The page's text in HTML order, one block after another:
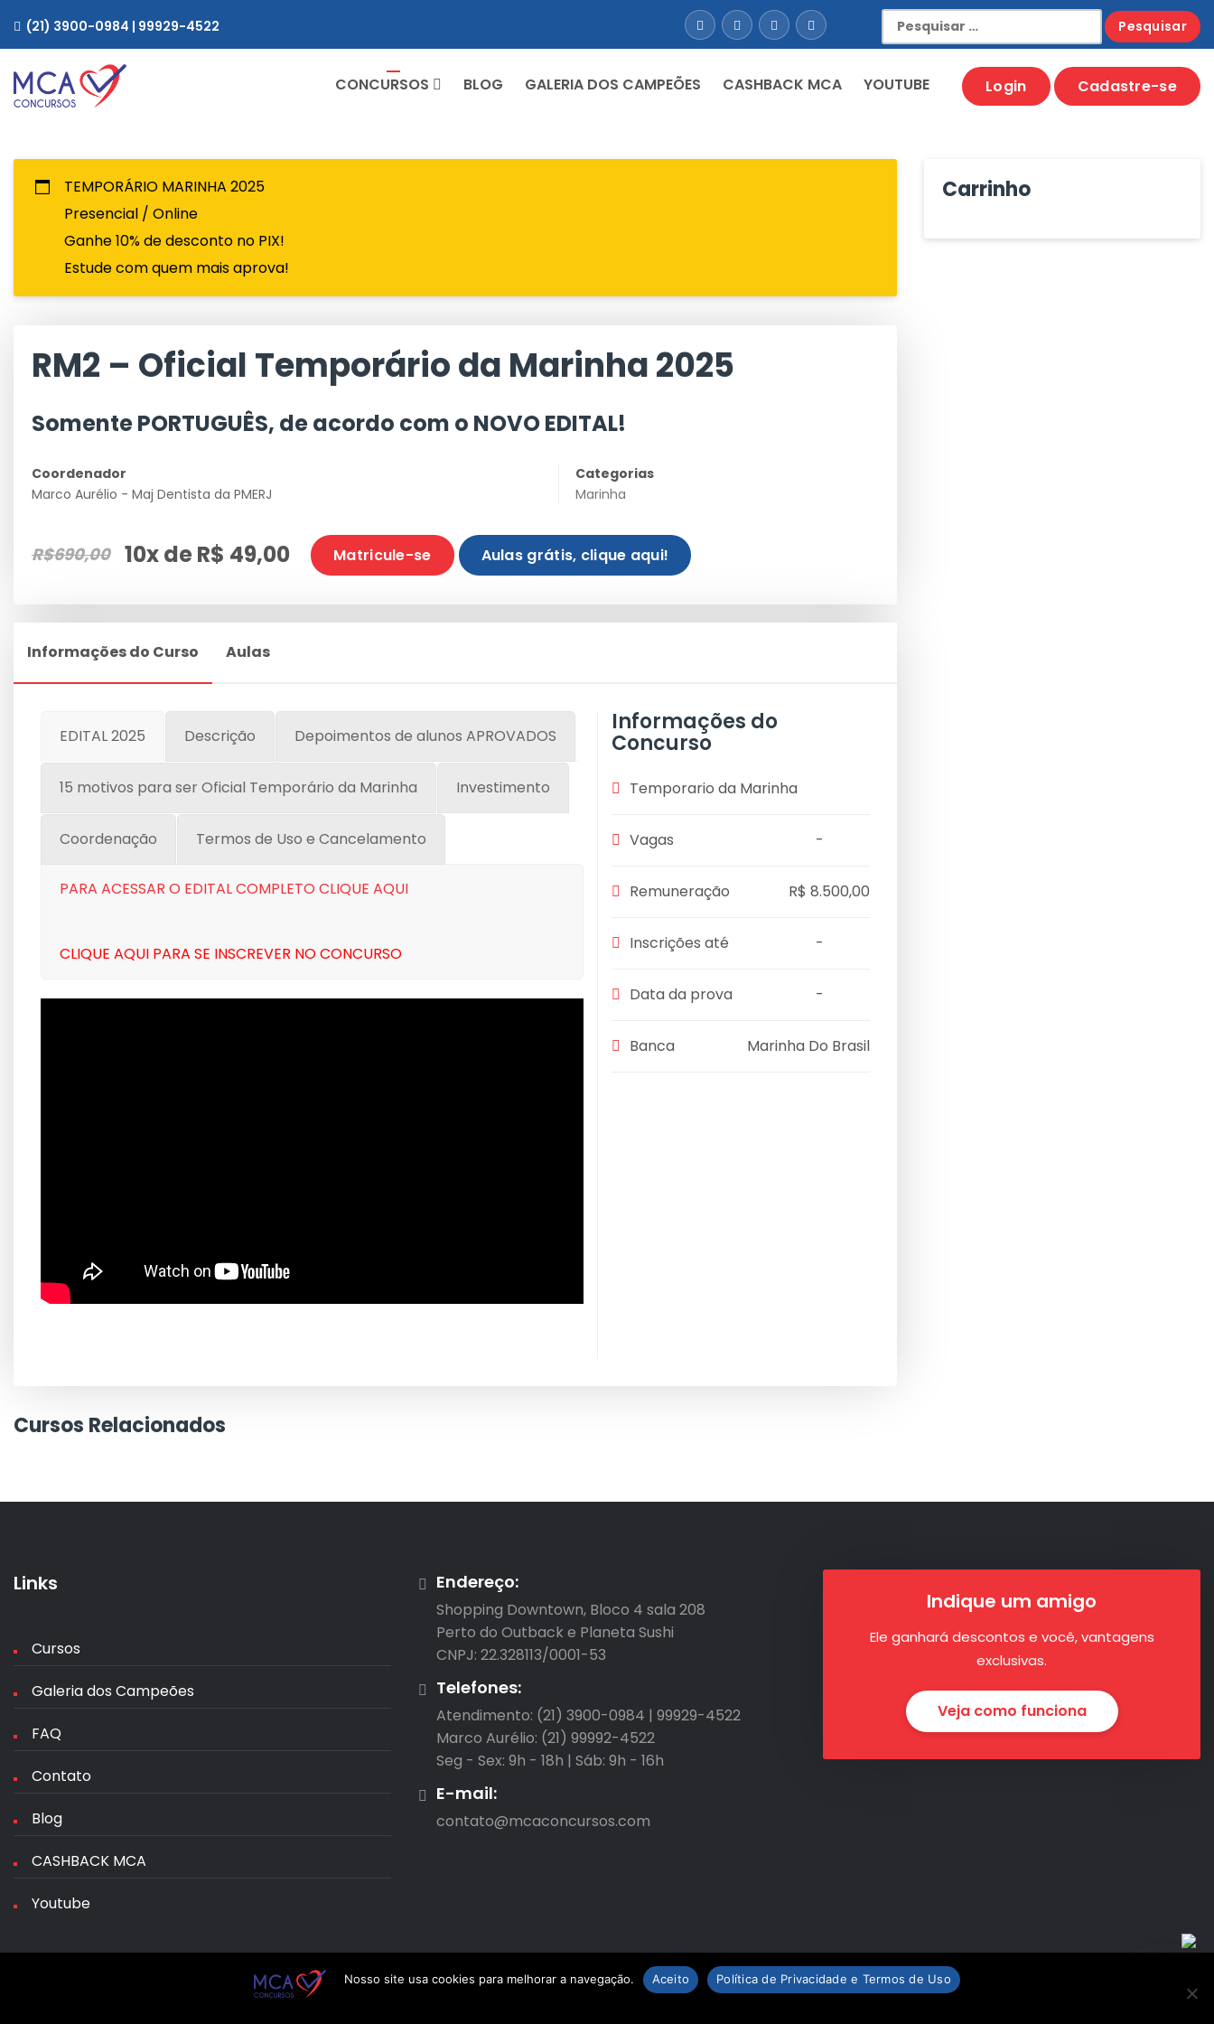
(21) 3900-0984 | 99929-4522
Pesquisar
por:
CONCURSOS BLOG GALERIA DOS CAMPEÕES CASHBACK MCA YOUTUBE Login Cadastre-se
TEMPORÁRIO MARINHA 2025
Presencial / Online
Ganhe 10% de desconto no PIX!
Estude com quem mais aprova!
RM2 – Oficial Temporário da Marinha 2025
Somente PORTUGUÊS, de acordo com o NOVO EDITAL!
Coordenador
Marco Aurélio - Maj Dentista da PMERJ
Categorias
Marinha
R$690,00 10x de R$ 49,00 Matricule-se Aulas grátis, clique aqui!
Informações do Curso Aulas
EDITAL 2025 Descrição Depoimentos de alunos APROVADOS
15 motivos para ser Oficial Temporário da Marinha Investimento
Coordenação Termos de Uso e Cancelamento
PARA ACESSAR O EDITAL COMPLETO CLIQUE AQUI
CLIQUE AQUI PARA SE INSCREVER NO CONCURSO
Informações do
Concurso
Temporario da Marinha
Vagas -
Remuneração R$ 8.500,00
Inscrições até -
Data da prova -
Banca Marinha Do Brasil
Cursos Relacionados
Carrinho
Links
Cursos
Galeria dos Campeões
FAQ
Contato
Blog
CASHBACK MCA
Youtube
Endereço:
Shopping Downtown, Bloco 4 sala 208
Perto do Outback e Planeta Sushi
CNPJ: 22.328113/0001-53
Telefones:
Atendimento: (21) 3900-0984 | 99929-4522
Marco Aurélio: (21) 99992-4522
Seg - Sex: 9h - 18h | Sáb: 9h - 16h
E-mail:
contato@mcaconcursos.com
Indique um amigo
Ele ganhará descontos e você, vantagens
exclusivas.
Veja como funciona
Nosso site usa cookies para melhorar a navegação. Aceito Política de Privacidade e Termos de Uso